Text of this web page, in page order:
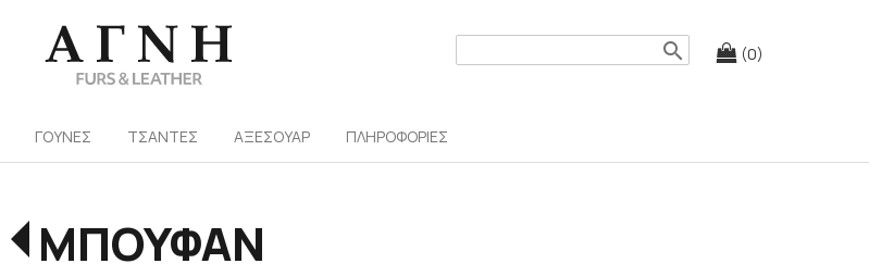
(0)
search
ΓΟΥΝΕΣ ΤΣΑΝΤΕΣ ΑΞΕΣΟΥΑΡ ΠΛΗΡΟΦΟΡΙΕΣ
ΜΠΟΥΦΑΝ